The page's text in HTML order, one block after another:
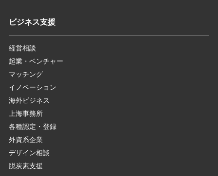
ビジネス支援
経営相談
起業・ベンチャー
マッチング
イノベーション
海外ビジネス
上海事務所
各種認定・登録
外資系企業
デザイン相談
脱炭素支援